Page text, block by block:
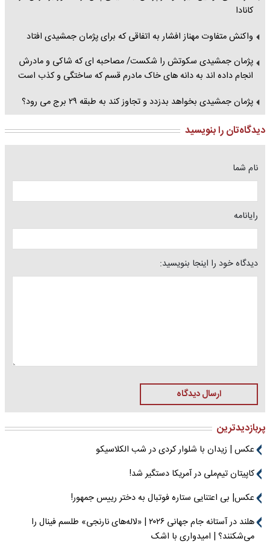
کانادا
واکنش متفاوت مهناز افشار به اتفاقی که برای پژمان جمشیدی افتاد
پژمان جمشیدی سکوتش را شکست/ مصاحبه ای که شاکی و مادرش
انجام داده اند به دانه های خاک مادرم قسم که ساختگی و کذب است
پژمان جمشیدی بخواهد بدزدد و تجاوز کند به طبقه ۲۹ برج می رود؟
دیدگاه‌تان را بنویسید
نام شما
رایانامه
دیدگاه خود را اینجا بنویسید:
ارسال دیدگاه
پربازدیدترین
عکس | زیدان با شلوار کردی در شب الکلاسیکو
کاپیتان تیم‌ملی در آمریکا دستگیر شد!
عکس| بی اعتنایی ستاره فوتبال به دختر رییس جمهور!
هلند در آستانه جام جهانی ۲۰۲۶ | «لاله‌های نارنجی» طلسم فینال را
می‌شکنند؟ | امیدواری با اشک